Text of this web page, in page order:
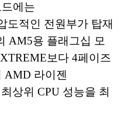
에는
도적인 전원부가 탑재
AM5용 플래그십 모
보다 4페이즈
AMD 라이젠
상위 CPU 성능을 최